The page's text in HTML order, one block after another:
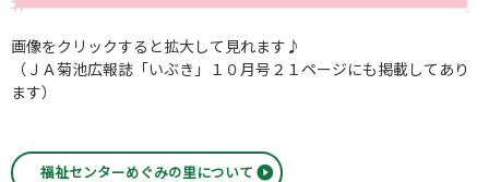
画像をクリックすると拡大して見れます♪
（ＪＡ菊池広報誌「いぶき」１０月号２１ページにも掲載してあり
ます）
福祉センターめぐみの里について